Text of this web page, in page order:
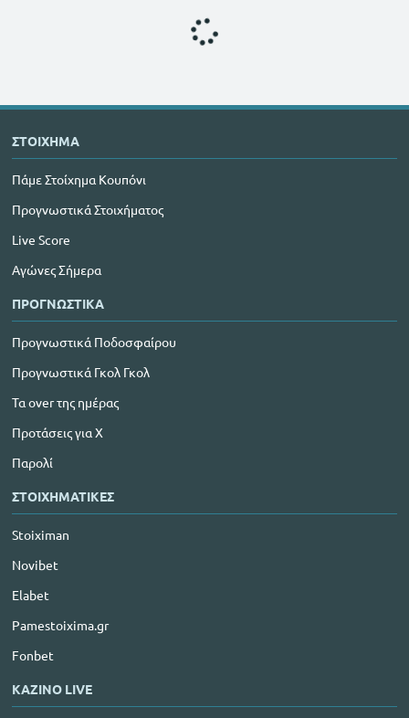
ΣΤΟΙΧΗΜΑ
Πάμε Στοίχημα Κουπόνι
Προγνωστικά Στοιχήματος
Live Score
Αγώνες Σήμερα
ΠΡΟΓΝΩΣΤΙΚΑ
Προγνωστικά Ποδοσφαίρου
Προγνωστικά Γκολ Γκολ
Τα over της ημέρας
Προτάσεις για Χ
Παρολί
ΣΤΟΙΧΗΜΑΤΙΚΕΣ
Stoiximan
Novibet
Elabet
Pamestoixima.gr
Fonbet
ΚΑΖΙΝΟ LIVE